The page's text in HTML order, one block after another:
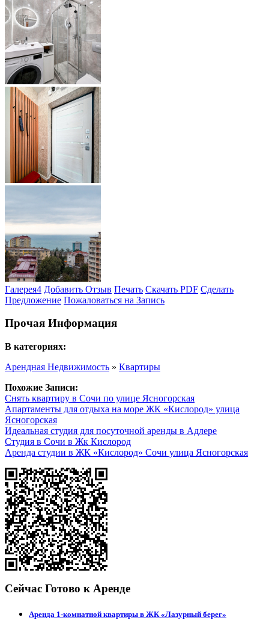
Галерея4 Добавить Отзыв Печать Скачать PDF Сделать
Предложение Пожаловаться на Запись
Прочая Информация
В категориях:
Арендная Недвижимость » Квартиры
Похожие Записи:
Снять квартиру в Сочи по улице Ясногорская
Апартаменты для отдыха на море ЖК «Кислород» улица
Ясногорская
Идеальная студия для посуточной аренды в Адлере
Студия в Сочи в Жк Кислород
Аренда студии в ЖК «Кислород» Сочи улица Ясногорская
Сейчас Готово к Аренде
Аренда 1-комнатной квартиры в ЖК «Лазурный берег»